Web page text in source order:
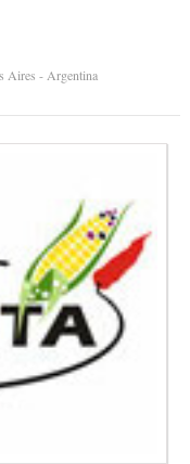
Aires - Argentina